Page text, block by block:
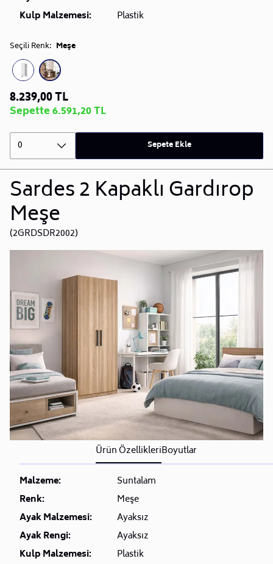
Kulp Malzemesi:
Plastik
Seçili Renk: Meşe
8.239,00 TL
Sepette 6.591,20 TL
0 Sepete Ekle
Sardes 2 Kapaklı Gardırop
Meşe
(2GRDSDR2002)
Ürün ÖzellikleriBoyutlar
Malzeme:
Suntalam
Renk:
Meşe
Ayak Malzemesi:
Ayaksız
Ayak Rengi:
Ayaksız
Kulp Malzemesi:
Plastik